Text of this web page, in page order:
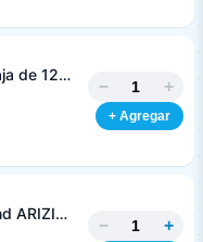
de 12
− +
+ Agregar
ARIZI
− +